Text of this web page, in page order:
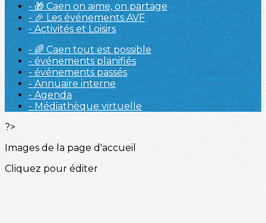
- 🎁 Caen on aime, on partage
- 🎉 Les événements AVF
- Activités et Loisirs
- 🌈 Caen tout est possible
- événements planifiés
- événements passés
- Annuaire interne
- Agenda
- Médiathèque virtuelle
?>
Images de la page d'accueil
Cliquez pour éditer